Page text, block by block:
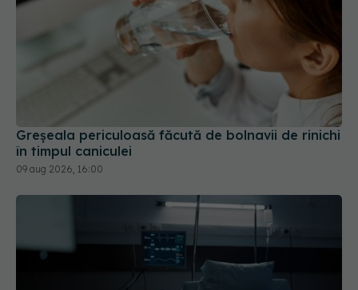
Greșeala periculoasă făcută de bolnavii de rinichi